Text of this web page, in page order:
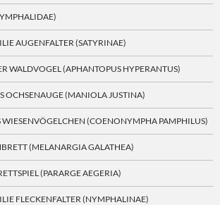
AUGENFALTER (SATYRINAE)
WALDVOGEL (APHANTOPUS HYPERANTUS)
OCHSENAUGE (MANIOLA JUSTINA)
WIESENVÖGELCHEN (COENONYMPHA PAMPHILUS)
(MELANARGIA GALATHEA)
(PARARGE AEGERIA)
FLECKENFALTER (NYMPHALINAE)